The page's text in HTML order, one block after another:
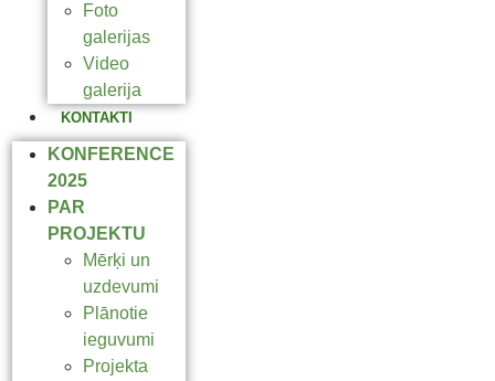
Foto
galerijas
Video
galerija
KONTAKTI
KONFERENCE
2025
PAR
PROJEKTU
Mērķi un
uzdevumi
Plānotie
ieguvumi
Projekta